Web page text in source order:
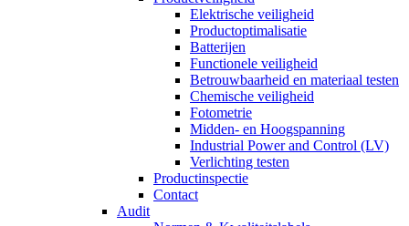
Elektrische veiligheid
Productoptimalisatie
Batterijen
Functionele veiligheid
Betrouwbaarheid en materiaal testen
Chemische veiligheid
Fotometrie
Midden- en Hoogspanning
Industrial Power and Control (LV)
Verlichting testen
Productinspectie
Contact
Audit